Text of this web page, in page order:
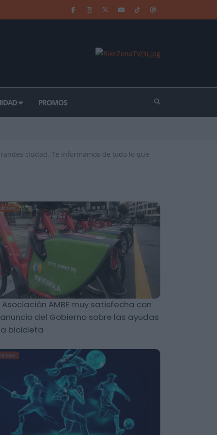
PROMOS
ciudad. Te informamos de todo lo que
Urban
Asociación AMBE muy satisfecha con
del Gobierno sobre las ayudas
bicicleta
Urban